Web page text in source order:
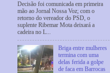
Decisão foi comunicada em primeira
mão ao Jornal Nossa Voz; com o
retorno do vereador do PSD, o
suplente Ribemar Mota deixará a
cadeira no L...
Briga entre mulheres
termina com uma
delas ferida a golpe
de faca em Barrocas